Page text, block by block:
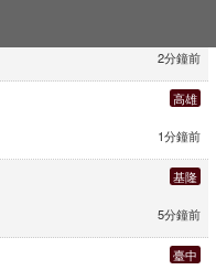
2分鐘前
高雄
基隆
臺中